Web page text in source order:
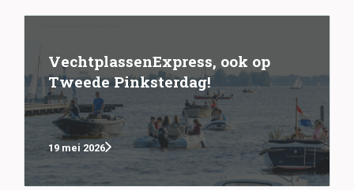
VechtplassenExpress, ook op
Tweede Pinksterdag!
19 mei 2026